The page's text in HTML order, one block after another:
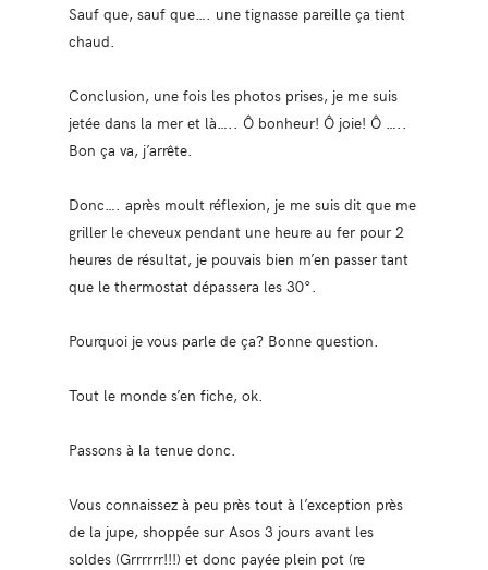
Sauf que, sauf que…. une tignasse pareille ça tient
chaud.
Conclusion, une fois les photos prises, je me suis
jetée dans la mer et là….. Ô bonheur! Ô joie! Ô …..
Bon ça va, j’arrête.
Donc…. après moult réflexion, je me suis dit que me
griller le cheveux pendant une heure au fer pour 2
heures de résultat, je pouvais bien m’en passer tant
que le thermostat dépassera les 30°.
Pourquoi je vous parle de ça? Bonne question.
Tout le monde s’en fiche, ok.
Passons à la tenue donc.
Vous connaissez à peu près tout à l’exception près
de la jupe, shoppée sur Asos 3 jours avant les
soldes (Grrrrrr!!!) et donc payée plein pot (re